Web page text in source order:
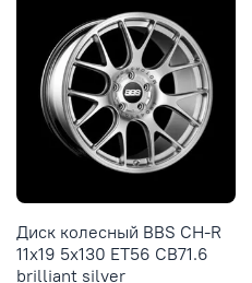
Диск колесный BBS CH-R
11x19 5x130 ET56 CB71.6
brilliant silver